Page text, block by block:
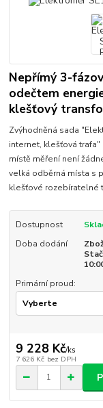
Nepřímý 3-
odečtem
klešťový
Zvýhodněná sada
internet, klešťová trafa"
místě měření není
velká odběrná místa s
klešťové rozebíratelné
Dostupnost
Doba dodání
Primární proud:
9 228 Kč/ks
7 626 Kč bez DPH